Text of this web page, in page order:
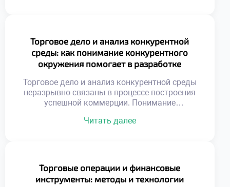
шуме. Эффективность кампании измеряется
конкретными показателями. Творчество
подчиняется коммерческим целям бизнеса.
Эмоциональный резонанс усиливает
рациональные аргументы. Целостность
образа важнее отдельных креативов. Успех
приходит […]
Торговое дело и анализ конкурентной
среды: как понимание конкурентного
окружения помогает в разработке
Торговое дело и анализ конкурентной среды
неразрывно связаны в процессе построения
успешной коммерции. Понимание
избегать фатальных ошибок при
окружение представляет собой динамичную
систему взаимосвязанных участников
обмена. Появление новых игроков или
Читать далее
Торговые операции и финансовые
инструменты: методы и технологии